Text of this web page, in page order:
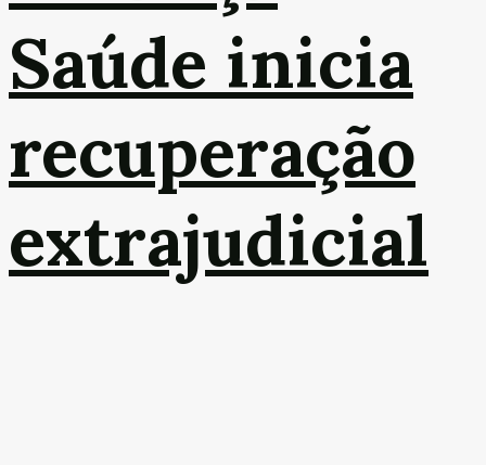
Saúde inicia
recuperação
extrajudicial